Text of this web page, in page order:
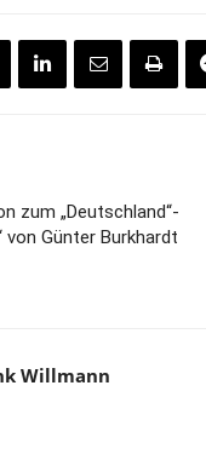
zum „Deutschland“-
von Günter Burkhardt
Willmann